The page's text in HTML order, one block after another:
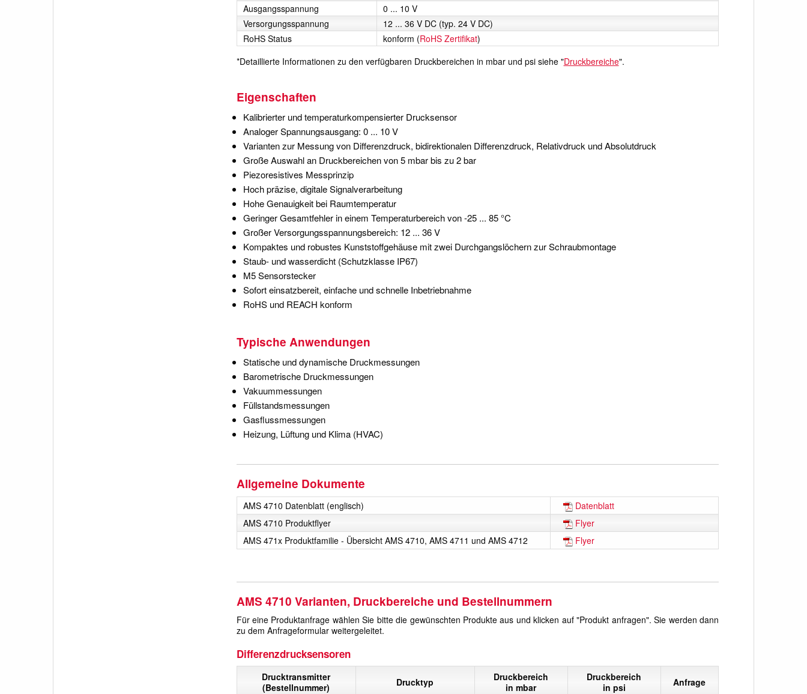
Ausgangs­spannung
0 ... 10 V
Versorgungs­spannung
12 ... 36 V DC (typ. 24 V DC)
RoHS Status
konform (RoHS Zertifikat)
*Detaillierte Informationen zu den verfügbaren Druckbereichen in mbar und psi siehe "Druckbereiche".
Eigenschaften
Kalibrierter und temperaturkompensierter Drucksensor
Analoger Spannungsausgang: 0 ... 10 V
Varianten zur Messung von Differenzdruck, bidirektionalen Differenzdruck, Relativdruck und Absolutdruck
Große Auswahl an Druckbereichen von 5 mbar bis zu 2 bar
Piezoresistives Messprinzip
Hoch präzise, digitale Signalverarbeitung
Hohe Genauigkeit bei Raumtemperatur
Geringer Gesamtfehler in einem Temperaturbereich von -25 ... 85 °C
Großer Versorgungsspannungsbereich: 12 ... 36 V
Kompaktes und robustes Kunststoffgehäuse mit zwei Durchgangslöchern zur Schraubmontage
Staub- und wasserdicht (Schutzklasse IP67)
M5 Sensorstecker
Sofort einsatzbereit, einfache und schnelle Inbetriebnahme
RoHS und REACH konform
Typische Anwendungen
Statische und dynamische Druckmessungen
Barometrische Druckmessungen
Vakuummessungen
Füllstandsmessungen
Gasflussmessungen
Heizung, Lüftung und Klima (HVAC)
Allgemeine Dokumente
AMS 4710 Datenblatt (englisch)
Datenblatt
AMS 4710 Produktflyer
Flyer
AMS 471x Produktfamilie - Übersicht AMS 4710, AMS 4711 und AMS 4712
Flyer
AMS 4710 Varianten, Druckbereiche und Bestellnummern
Für eine Produktanfrage wählen Sie bitte die gewünschten Produkte aus und klicken auf "Produkt anfragen". Sie werden dann
zu dem Anfrageformular weitergeleitet.
Differenzdrucksensoren
Drucktransmitter
(Bestellnummer)
Drucktyp
Druckbereich
in mbar
Druckbereich
in psi
Anfrage